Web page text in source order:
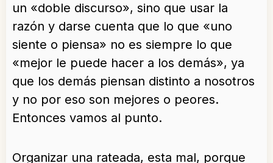
un «doble discurso», sino que usar la
razón y darse cuenta que lo que «uno
siente o piensa» no es siempre lo que
«mejor le puede hacer a los demás», ya
que los demás piensan distinto a nosotros
y no por eso son mejores o peores.
Entonces vamos al punto.
Organizar una rateada, esta mal, porque